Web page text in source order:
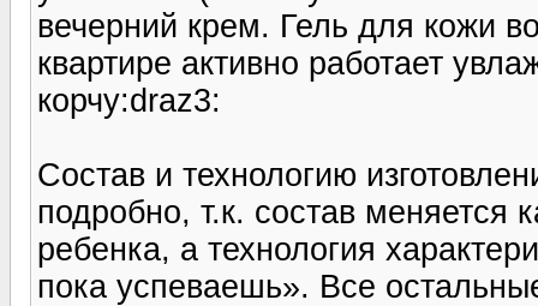
вечерний крем. Гель для кожи
квартире активно работает
корчу:draz3:
Состав и технологию
подробно, т.к. состав меняется
ребенка, а технология
пока успеваешь». Все